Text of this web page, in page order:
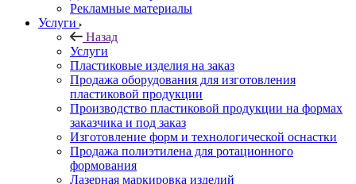
Рекламные материалы
Услуги
Назад
Услуги
Пластиковые изделия на заказ
Продажа оборудования для изготовления
пластиковой продукции
Производство пластиковой продукции на формах
заказчика и под заказ
Изготовление форм и технологической оснастки
Продажа полиэтилена для ротационного
формования
Лазерная маркировка изделий